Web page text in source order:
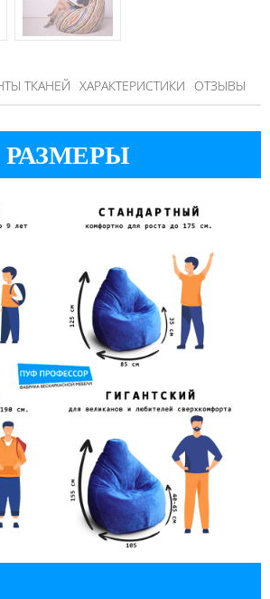
ТКАНЕЙ ХАРАКТЕРИСТИКИ ОТЗЫВЫ
РАЗМЕРЫ